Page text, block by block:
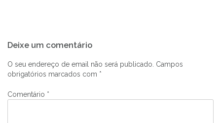
de
artigos
Deixe um comentário
O seu endereço de email não será publicado. Campos
obrigatórios marcados com *
Comentário *